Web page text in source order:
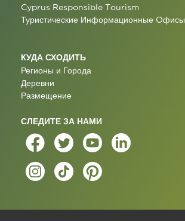
Cyprus Responsible Tourism
Туристические Информационные Oфисы
КУДА СХОДИТЬ
Регионы и Города
Деревни
Размещение
СЛЕДИТЕ ЗА НАМИ